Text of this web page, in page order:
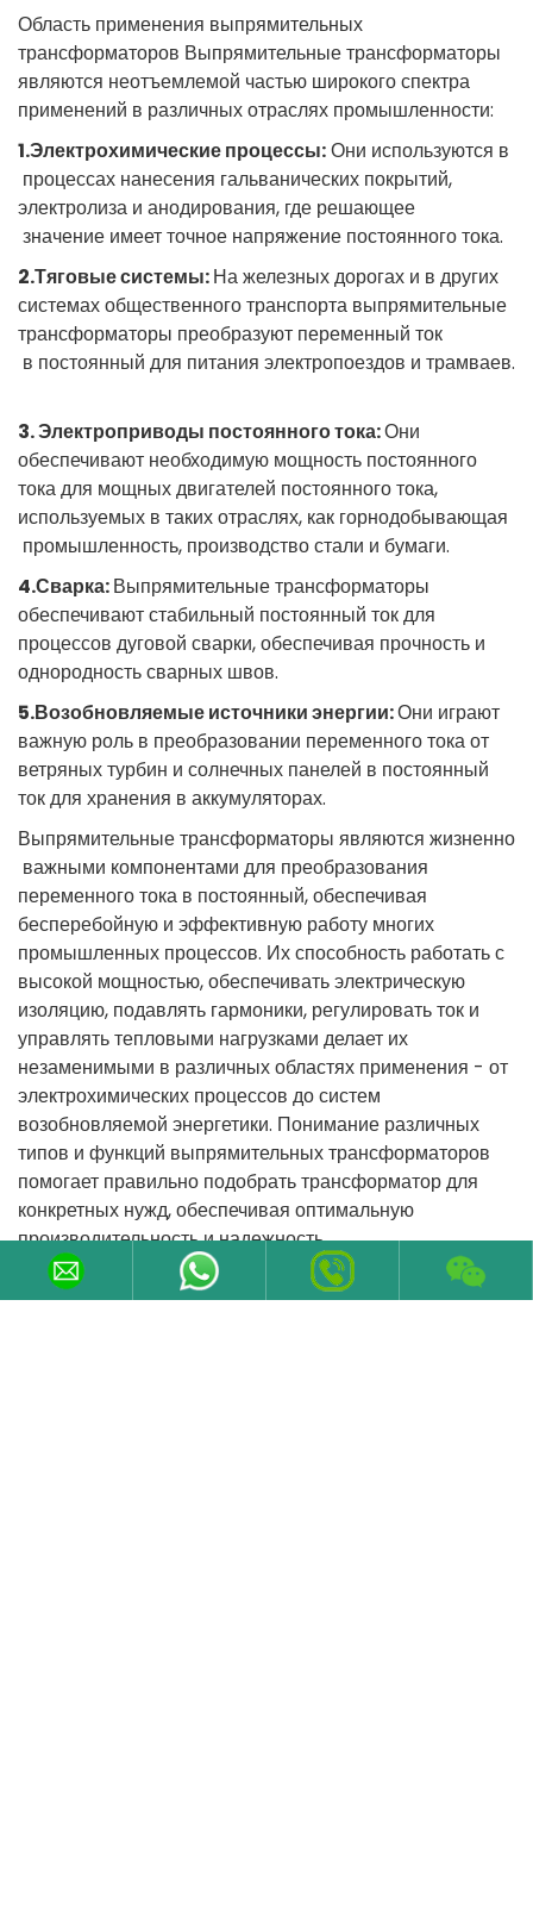
Область применения выпрямительных
трансформаторов Выпрямительныетрансформаторы
являются неотъемлемой частью широкогоспектра
применений в различных отраслях промышленности:
1.Электрохимическиепроцессы:Они используются в
процессах нанесения гальванических покрытий,
электролиза и анодирования, где решающее
значение имеет точное напряжение постоянного тока.
2.Тяговыесистемы:Нажелезных дорогах и в других
системахобщественноготранспорта выпрямительные
трансформаторы преобразуют переменный ток
в постоянный для питания электропоездов и трамваев.
3.Электроприводы постоянного тока:Они
обеспечивают необходимую мощность постоянного
токадля мощныхдвигателей постоянного тока,
используемых в такихотраслях, как горнодобывающая
промышленность, производствостали и бумаги.
4.Сварка:Выпрямительныетрансформаторы
обеспечиваютстабильный постоянный токдля
процессов дуговой сварки,обеспечивая прочность и
однородностьсварных швов.
5.Возобновляемые источники энергии:Они играют
важную роль в преобразовании переменного тока от
ветряныхтурбин и солнечных панелей в постоянный
токдля хранения в аккумуляторах.
Выпрямительныетрансформаторы являются жизненно
важными компонентами для преобразования
переменноготока в постоянный,обеспечивая
бесперебойную и эффективную работу многих
промышленных процессов. Ихспособность работать с
высокой мощностью,обеспечиватьэлектрическую
изоляцию, подавлять гармоники, регулироватьток и
управлятьтепловыми нагрузками делает их
незаменимыми в различных областях применения - от
электрохимических процессов досистем
возобновляемой энергетики. Понимание различных
типов и функций выпрямительныхтрансформаторов
помогает правильно подобратьтрансформатордля
конкретных нужд,обеспечивая оптимальную
производительностьинадежность.